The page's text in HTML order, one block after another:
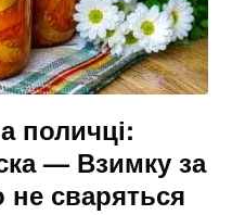
поличці:
— Взимку за
сваряться